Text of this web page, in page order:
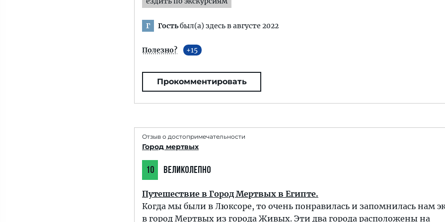
Г Гостьбыл(а) здесь в августе 2022
Полезно? 15
Прокомментировать
Отзыв о достопримечательности
Город мертвых
10 ВЕЛИКОЛЕПНО
Путешествие в Город Мертвых в Египте.
Когда мы были в Люксоре, то очень понравилась и запомнилась нам
в город Мертвых из города Живых. Эти два города расположены на